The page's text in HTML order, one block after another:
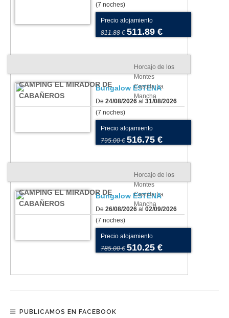
(7 noches)
Precio alojamiento
811.88 € 511.89 €
CAMPING EL MIRADOR DE
CABAÑEROS
Horcajo de los
Montes
Castilla La
Mancha
Bungalow ESTENA
De 24/08/2026 al 31/08/2026
(7 noches)
Precio alojamiento
795.00 € 516.75 €
CAMPING EL MIRADOR DE
CABAÑEROS
Horcajo de los
Montes
Castilla La
Mancha
Bungalow ESTENA
De 26/08/2026 al 02/09/2026
(7 noches)
Precio alojamiento
785.00 € 510.25 €
PUBLICAMOS EN FACEBOOK